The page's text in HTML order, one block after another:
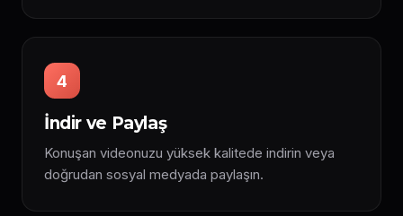
4
İndir ve Paylaş
Konuşan videonuzu yüksek kalitede indirin veya
doğrudan sosyal medyada paylaşın.